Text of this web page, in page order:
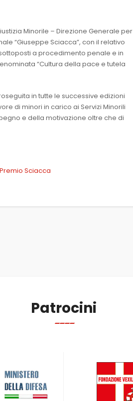
Minorile – Direzione Generale per
“Giuseppe Sciacca”, con il relativo
a procedimento penale e in
“Cultura della pace e tutela
in tutte le successive edizioni
di minori in carico ai Servizi Minorili
e della motivazione oltre che di
Sciacca
Patrocini